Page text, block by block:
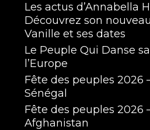
Les actus d’Annabella
Découvrez son
Vanille et ses dates
Le Peuple Qui Danse
l’Europe
Fête des peuples 2026
Sénégal
Fête des peuples 2026
Afghanistan